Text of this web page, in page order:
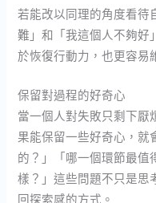
若能改以同理的角度看待
難」和「我這個人不夠好
於恢復行動力，也更容易
保留對過程的好奇心
當一個人對失敗只剩下厭
果能保留一些好奇心，就
的？」「哪一個環節最值
樣？」這些問題不只是思
回探索感的方式。